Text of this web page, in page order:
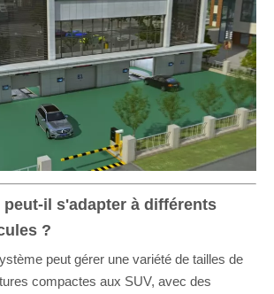
peut-il s'adapter à différents
?
peut gérer une variété de tailles de
compactes aux SUV, avec des